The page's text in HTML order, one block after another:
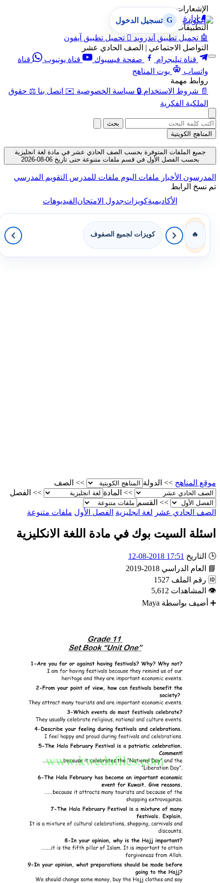
الإشعارات
🔔 إدارة الإشعارات
التطبيقات
تحميل تطبيق أندرويد  تحميل تطبيق آيفون
التواصل الاجتماعي | الصف الحادي عشر
قناة تيليجرام
صفحة فيسبوك قناة يوتيوب
قناة
واتساب
بوت المناهج
روابط مهمة
شروط الاستخدام 🔒 سياسة الخصوصية ✉️ اتصل بنا ⚖️ حقوق
الملكية الفكرية
G تسجيل الدخول
بحث
المناهج الكويتية
جميع الملفات المتوفرة بحسب الصف الحادي عشر في مادة لغة انجليزية
بحسب الفصل الأول في قسم ملفات متنوعة حتى تاريخ 06-08-2026
الأخبارملفات اليومملفات للمدرسالتقويم المدرسي
نسخ الرابط
الأكاديميةكويزاتجدول الامتحانالفيديوهات
كويزات لجميع الصفوف
المناهج >> الدولة >> الصف
>> المادة >> الفصل
>> القسم
الحادي عشر لغة انجليزية الفصل الأول ملفات متنوعة
السيت بوك في مادة اللغة الانكليزية
التاريخ 17:51 2018-08-12
العام الدراسي 2018-2019
رقم الملف 1527
المشاهدات 5,612
أضيف بواسطة Maya